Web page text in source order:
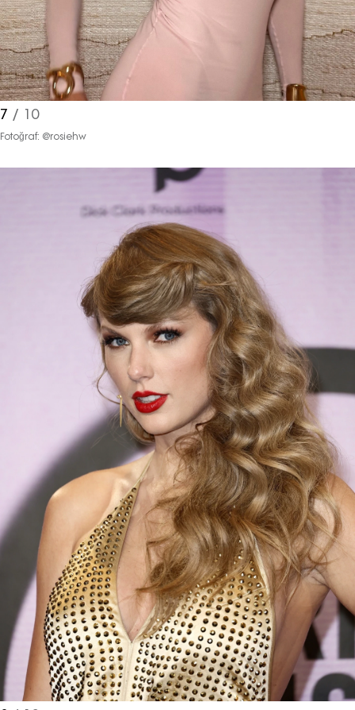
ve bu kapsamda/ amaçla ad/
soyad ve e-posta adresi verilerimin
işlenmesine açık rıza veriyorum.
KAPAT
7 / 10
Fotoğraf: @rosiehw